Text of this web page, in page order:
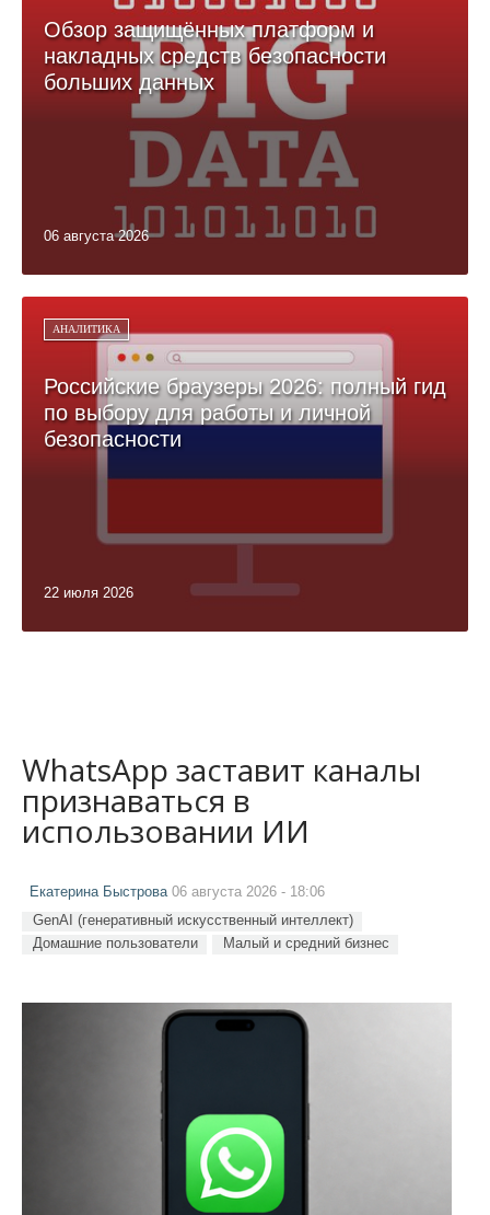
Обзор защищённых платформ и
накладных средств безопасности
больших данных
06 августа 2026
АНАЛИТИКА
Российские браузеры 2026: полный гид
по выбору для работы и личной
безопасности
22 июля 2026
WhatsApp заставит каналы
признаваться в
использовании ИИ
Екатерина Быстрова06 августа 2026 - 18:06
GenAI (генеративный искусственный интеллект)
Домашние пользователи
Малый и средний бизнес